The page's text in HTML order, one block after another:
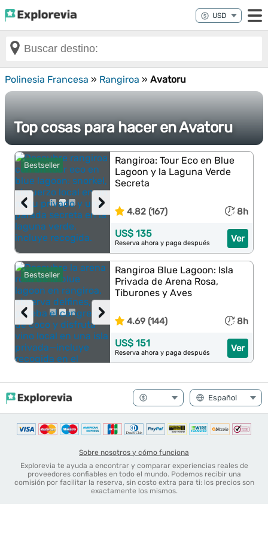
Polinesia Francesa » Rangiroa » Avatoru
Top cosas para hacer en Avatoru
Bestseller
›
‹
Rangiroa: Tour Eco en Blue
Lagoon y la Laguna Verde
Secreta
4.82 (167) 8h
Ver
US$ 135
Reserva ahora y paga después
Bestseller
›
‹
Rangiroa Blue Lagoon: Isla
Privada de Arena Rosa,
Tiburones y Aves
4.69 (144) 8h
Ver
US$ 151
Reserva ahora y paga después
Sobre nosotros y cómo funciona
Explorevia te ayuda a encontrar y comparar experiencias reales de
proveedores confiables en todo el mundo. Podemos recibir una
comisión por facilitar la reserva, sin costo extra para ti: los precios son
exactamente los mismos.